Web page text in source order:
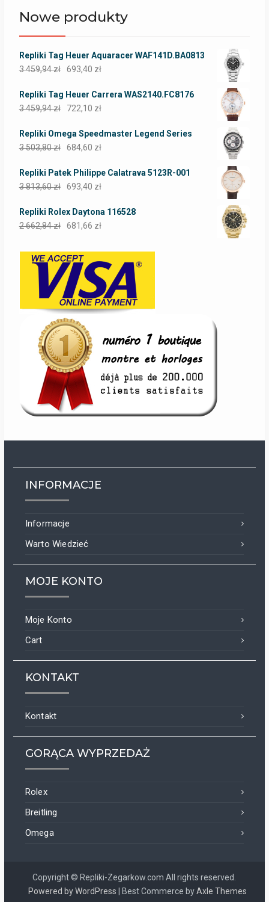
Nowe produkty
Repliki Tag Heuer Aquaracer WAF141D.BA0813
3 459,94zł 693,40 zł
Repliki Tag Heuer Carrera WAS2140.FC8176
3 459,94zł 722,10 zł
Repliki Omega Speedmaster Legend Series
3 503,80zł 684,60 zł
Repliki Patek Philippe Calatrava 5123R-001
3 813,60zł 693,40 zł
Repliki Rolex Daytona 116528
2 662,84zł 681,66 zł
INFORMACJE
Informacje
Warto Wiedzieć
MOJE KONTO
Moje Konto
Cart
KONTAKT
Kontakt
GORĄCA WYPRZEDAŻ
Rolex
Breitling
Omega
Copyright © Repliki-Zegarkow.com All rights reserved.
Powered by WordPress
Best Commerce byAxle Themes